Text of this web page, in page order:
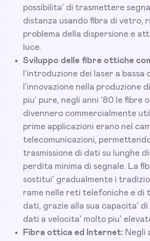
possibilita' di trasmettere
distanza usando fibra di vetro,
problema della dispersione e
luce.
Sviluppo delle fibre ottiche
l'introduzione dei laser a bassa
l'innovazione nella produzione
piu' pure, negli anni '80 le fibre
divennero commercialmente
prime applicazioni erano nel
telecomunicazioni,
trasmissione di dati su lunghe
perdita minima di segnale. La
sostitui' gradualmente i
rame nelle reti telefoniche e di
dati, grazie alla sua capacita'
dati a velocita' molto piu'
Fibra ottica ed Internet: Negli